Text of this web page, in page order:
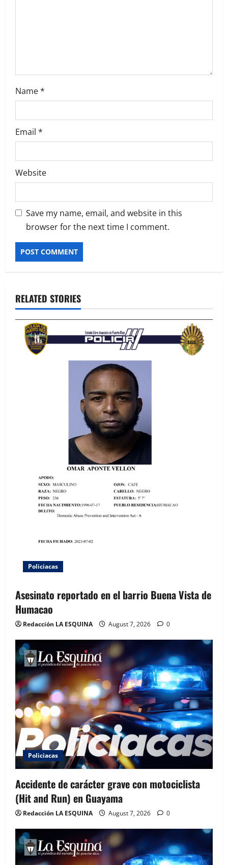
Name*
Email *
Website
Save my name, email, and website in this
browser for the next time I comment.
RELATED STORIES
Policiacas
Asesinato reportado en el barrio Buena Vista de
Humacao
Redacción LA ESQUINA August 7, 2026 0
Policiacas
Accidente de carácter grave con motociclista
(Hit and Run) en Guayama
Redacción LA ESQUINA August 7, 2026 0